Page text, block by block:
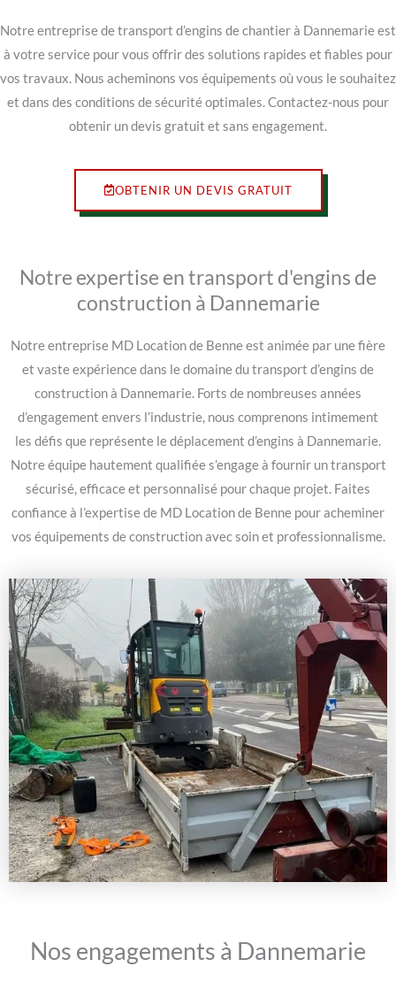
Notre entreprise de transport d’engins de chantier à Dannemarie est
à votre service pour vous offrir des solutions rapides et fiables pour
vos travaux. Nous acheminons vos équipements où vous le souhaitez
et dans des conditions de sécurité optimales. Contactez-nous pour
obtenir un devis gratuit et sans engagement.
OBTENIR UN DEVIS GRATUIT
Notre expertise en transport d'engins de
construction à Dannemarie
Notre entreprise MD Location de Benne est animée par une fière
et vaste expérience dans le domaine du transport d’engins de
construction à Dannemarie. Forts de nombreuses années
d’engagement envers l’industrie, nous comprenons intimement
les défis que représente le déplacement d’engins à Dannemarie.
Notre équipe hautement qualifiée s’engage à fournir un transport
sécurisé, efficace et personnalisé pour chaque projet. Faites
confiance à l’expertise de MD Location de Benne pour acheminer
vos équipements de construction avec soin et professionnalisme.
Nos engagements à Dannemarie